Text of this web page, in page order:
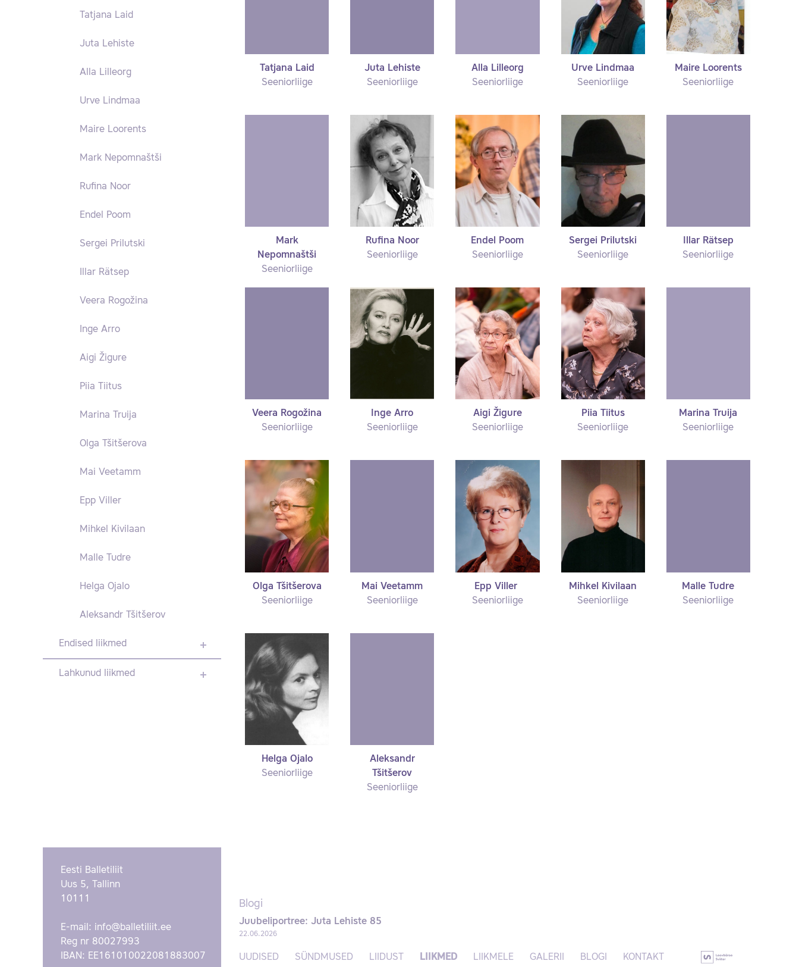
Tatjana Laid
Juta Lehiste
Alla Lilleorg
Urve Lindmaa
Maire Loorents
Mark Nepomnaštši
Rufina Noor
Endel Poom
Sergei Prilutski
Illar Rätsep
Veera Rogožina
Inge Arro
Aigi Žigure
Piia Tiitus
Marina Truija
Olga Tšitšerova
Mai Veetamm
Epp Viller
Mihkel Kivilaan
Malle Tudre
Helga Ojalo
Aleksandr Tšitšerov
Endised liikmed
Lahkunud liikmed
Tatjana Laid
Seeniorliige
Juta Lehiste
Seeniorliige
Alla Lilleorg
Seeniorliige
Urve Lindmaa
Seeniorliige
Maire Loorents
Seeniorliige
Mark
Nepomnaštši
Seeniorliige
Rufina Noor
Seeniorliige
Endel Poom
Seeniorliige
Sergei Prilutski
Seeniorliige
Illar Rätsep
Seeniorliige
Veera Rogožina
Seeniorliige
Inge Arro
Seeniorliige
Aigi Žigure
Seeniorliige
Piia Tiitus
Seeniorliige
Marina Truija
Seeniorliige
Olga Tšitšerova
Seeniorliige
Mai Veetamm
Seeniorliige
Epp Viller
Seeniorliige
Mihkel Kivilaan
Seeniorliige
Malle Tudre
Seeniorliige
Helga Ojalo
Seeniorliige
Aleksandr
Tšitšerov
Seeniorliige
Eesti Balletiliit
Uus 5, Tallinn
10111
E-mail: info@balletiliit.ee
Reg nr 80027993
IBAN: EE161010022081883007
Blogi
Juubeliportree: Juta Lehiste 85
22.06.2026
UUDISED SÜNDMUSED LIIDUST LIIKMED LIIKMELE GALERII BLOGI KONTAKT